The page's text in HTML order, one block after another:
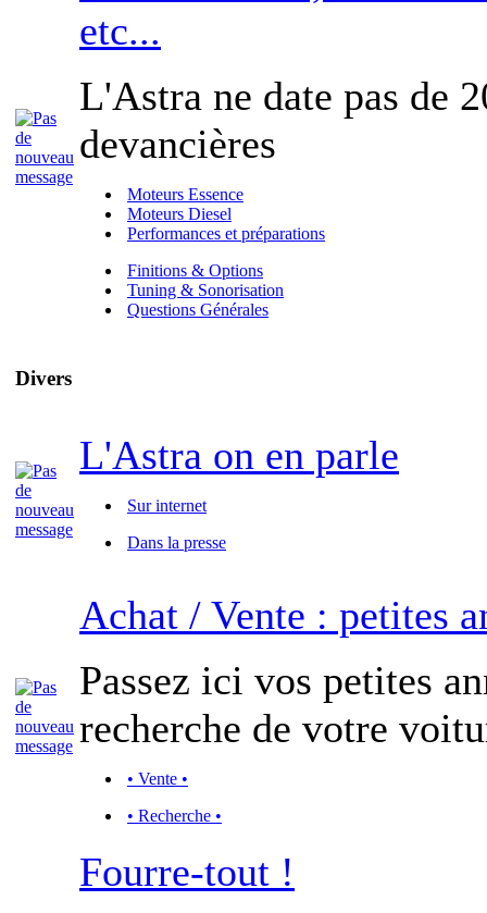
etc...
L'Astra ne date pas de
devancières
Moteurs Essence
Moteurs Diesel
Performances et préparations
Finitions & Options
Tuning & Sonorisation
Questions Générales
Divers
L'Astra on en parle
Sur internet
Dans la presse
Achat / Vente : petites
Passez ici vos petites
recherche de votre
• Vente •
• Recherche •
Fourre-tout !